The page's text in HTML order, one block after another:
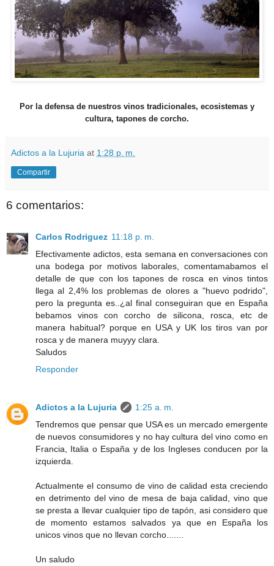
Por la defensa de nuestros vinos tradicionales, ecosistemas y
cultura, tapones de corcho.
Adictos a la Lujuria at 1:28 p. m.
Compartir
6 comentarios:
Carlos Rodriguez 11:18 p. m.
Efectivamente adictos, esta semana en conversaciones con
una bodega por motivos laborales, comentamabamos el
detalle de que con los tapones de rosca en vinos tintos
llega al 2,4% los problemas de olores a "huevo podrido",
pero la pregunta es..¿al final conseguiran que en España
bebamos vinos con corcho de silicona, rosca, etc de
manera habitual? porque en USA y UK los tiros van por
rosca y de manera muyyy clara.
Saludos
Responder
Adictos a la Lujuria
1:25 a. m.
Tendremos que pensar que USA es un mercado emergente
de nuevos consumidores y no hay cultura del vino como en
Francia, Italia o España y de los Ingleses conducen por la
izquierda.
Actualmente el consumo de vino de calidad esta creciendo
en detrimento del vino de mesa de baja calidad, vino que
se presta a llevar cualquier tipo de tapón, asi considero que
de momento estamos salvados ya que en España los
unicos vinos que no llevan corcho.......
Un saludo